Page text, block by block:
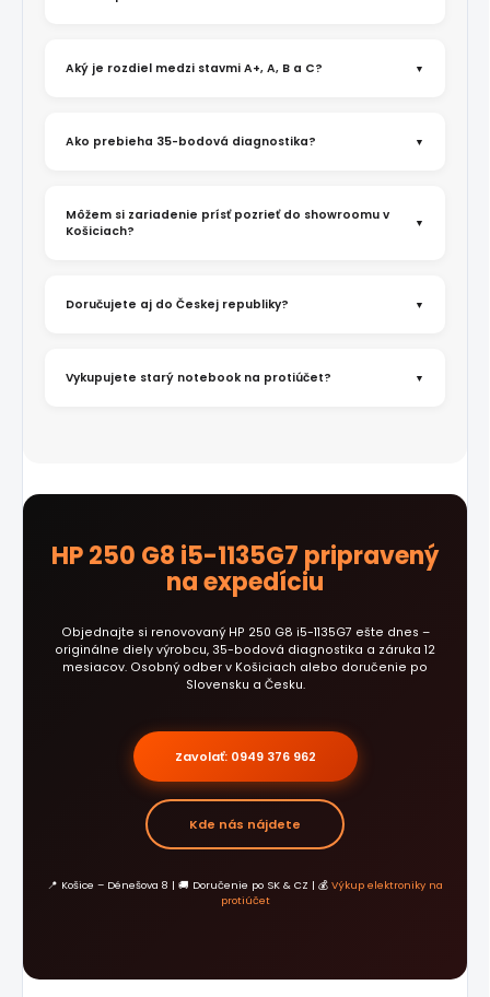
Aký je rozdiel medzi stavmi A+, A, B a C?
Ako prebieha 35-bodová diagnostika?
Môžem si zariadenie prísť pozrieť do showroomu v
Košiciach?
Doručujete aj do Českej republiky?
Vykupujete starý notebook na protiúčet?
HP 250 G8 i5-1135G7 pripravený
na expedíciu
Objednajte si renovovaný HP 250 G8 i5-1135G7 ešte dnes –
originálne diely výrobcu, 35-bodová diagnostika a záruka 12
mesiacov. Osobný odber v Košiciach alebo doručenie po
Slovensku a Česku.
Zavolať: 0949 376 962
Kde nás nájdete
📍 Košice – Dénešova 8 | 🚚 Doručenie po SK & CZ | 💰 Výkup elektroniky na
protiúčet